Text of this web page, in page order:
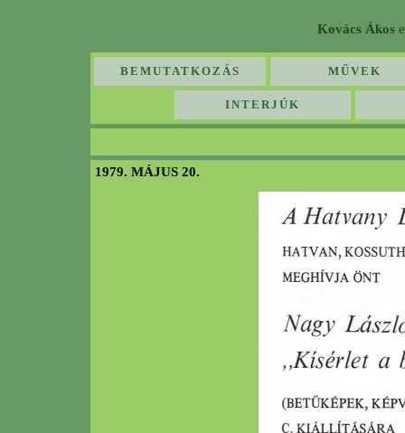
Kovács Ákos
BEMUTATKOZÁS MŰVEK
INTERJÚK
1979. MÁJUS 20.